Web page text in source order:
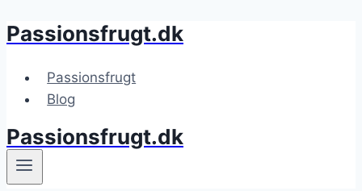
Fortsæt
indhold
Passionsfrugt.dk
Passionsfrugt
Blog
Passionsfrugt.dk